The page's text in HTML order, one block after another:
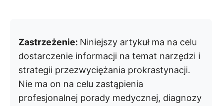
Zastrzeżenie: Niniejszy artykuł ma na celu
dostarczenie informacji na temat narzędzi i
strategii przezwyciężania prokrastynacji.
Nie ma on na celu zastąpienia
profesjonalnej porady medycznej, diagnozy